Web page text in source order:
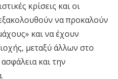
κρίσεις και οι
να προκαλούν
και να έχουν
μεταξύ άλλων στο
και την